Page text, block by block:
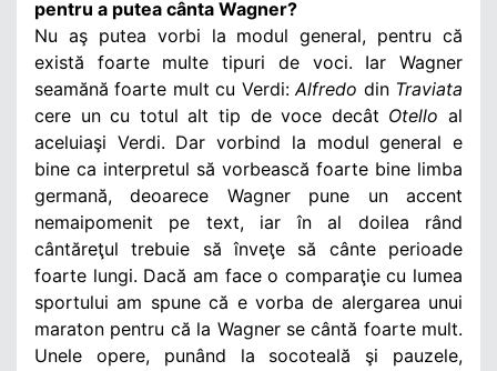
pentru a putea cânta Wagner?
Nu aş putea vorbi la modul general, pentru că
există foarte multe tipuri de voci. Iar Wagner
seamănă foarte mult cu Verdi:Alfredo din Traviata
cere un cu totul alt tip de voce decât Otello al
aceluiaşi Verdi. Dar vorbind la modul general e
bine ca interpretul să vorbească foarte bine limba
germană, deoarece Wagner pune un accent
nemaipomenit pe text, iar în al doilea rând
cântăreţul trebuie să înveţe să cânte perioade
foarte lungi. Dacă am face o comparaţie cu lumea
sportului am spune că e vorba de alergarea unui
maraton pentru că la Wagner se cântă foarte mult.
Unele opere, punând la socoteală şi pauzele,